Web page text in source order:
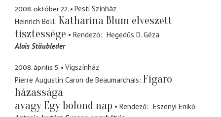
2008. október 22.
Pesti Színház
Heinrich Böll Katharina Blum elveszett
tisztessége
Rendező
Hegedűs D. Géza
Alois Stäubleder
2008. április 5.
Vígszínház
Pierre Augustin Caron de Beaumarchais Figaro
házassága
avagy Egy bolond nap
Rendező
Eszenyi Enikő